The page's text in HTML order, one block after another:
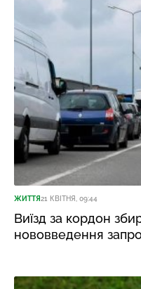
ЖИТТЯ21 КВІТНЯ, 09:44
Виїзд за кордон
нововведення